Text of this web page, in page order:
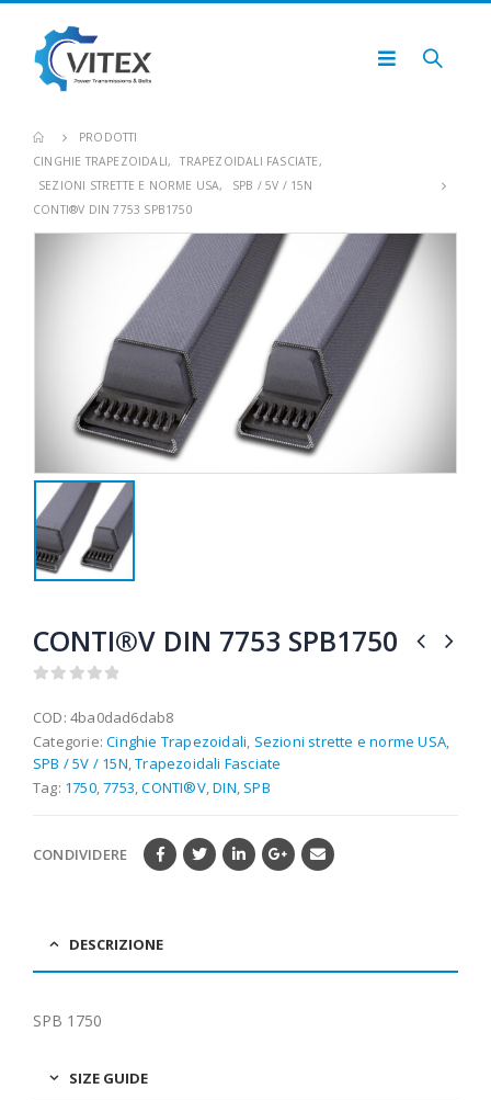
PRODOTTI
CINGHIE TRAPEZOIDALI, TRAPEZOIDALI FASCIATE,
SEZIONI STRETTE E NORME USA,
SPB / 5V / 15N
CONTI®V DIN 7753 SPB1750
CONTI®V DIN 7753 SPB1750
COD: 4ba0dad6dab8
Categorie:Cinghie Trapezoidali Sezioni strette e norme USA
SPB / 5V / 15N ,Trapezoidali Fasciate
Tag: 1750,7753 ,CONTI®V,DIN SPB
CONDIVIDERE
DESCRIZIONE
SPB 1750
SIZE GUIDE